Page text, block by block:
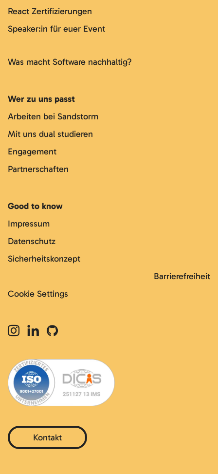
React Zertifizierungen
Speaker:in für euer Event
Was macht Software nachhaltig?
Wer zu uns passt
Arbeiten bei Sandstorm
Mit uns dual studieren
Engagement
Partnerschaften
Good to know
Impressum
Datenschutz
Sicherheitskonzept
Barrierefreiheit
Cookie Settings
Kontakt